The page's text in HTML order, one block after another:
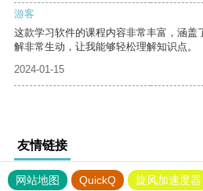
游客
这款学习软件的课程内容非常丰富，涵盖
解非常生动，让我能够轻松理解知识点。
2024-01-15
友情链接
网站地图 QuickQ 旋风加速度器